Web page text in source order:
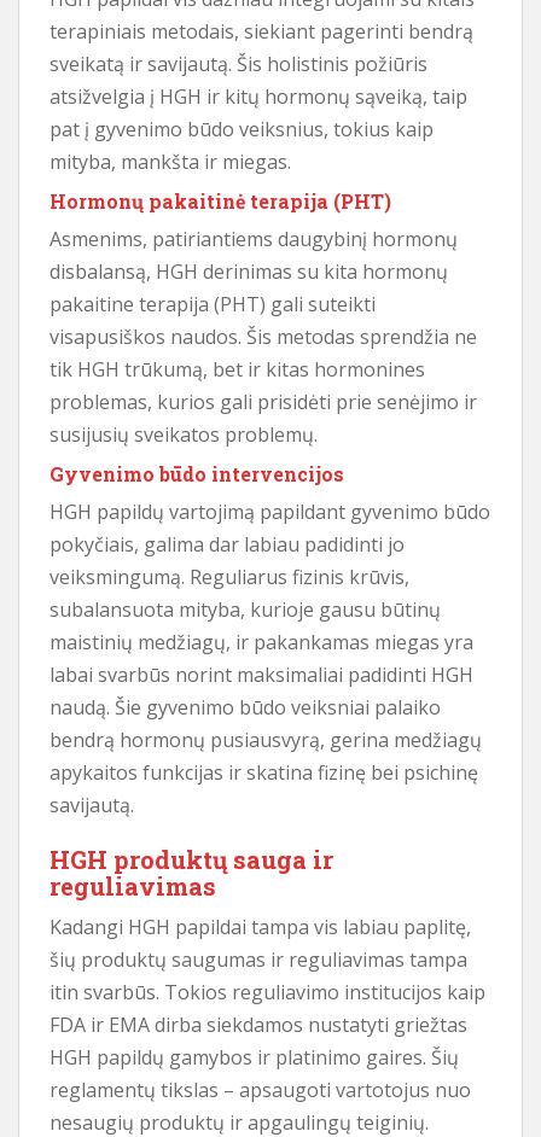
terapiniais metodais, siekiant pagerinti bendrą
sveikatą ir savijautą. Šis holistinis požiūris
atsižvelgia į HGH ir kitų hormonų sąveiką, taip
pat į gyvenimo būdo veiksnius, tokius kaip
mityba, mankšta ir miegas.
Hormonų pakaitinė terapija (PHT)
Asmenims, patiriantiems daugybinį hormonų
disbalansą, HGH derinimas su kita hormonų
pakaitine terapija (PHT) gali suteikti
visapusiškos naudos. Šis metodas sprendžia ne
tik HGH trūkumą, bet ir kitas hormonines
problemas, kurios gali prisidėti prie senėjimo ir
susijusių sveikatos problemų.
Gyvenimo būdo intervencijos
HGH papildų vartojimą papildant gyvenimo būdo
pokyčiais, galima dar labiau padidinti jo
veiksmingumą. Reguliarus fizinis krūvis,
subalansuota mityba, kurioje gausu būtinų
maistinių medžiagų, ir pakankamas miegas yra
labai svarbūs norint maksimaliai padidinti HGH
naudą. Šie gyvenimo būdo veiksniai palaiko
bendrą hormonų pusiausvyrą, gerina medžiagų
apykaitos funkcijas ir skatina fizinę bei psichinę
savijautą.
HGH produktų sauga ir
reguliavimas
Kadangi HGH papildai tampa vis labiau paplitę,
šių produktų saugumas ir reguliavimas tampa
itin svarbūs. Tokios reguliavimo institucijos kaip
FDA ir EMA dirba siekdamos nustatyti griežtas
HGH papildų gamybos ir platinimo gaires. Šių
reglamentų tikslas – apsaugoti vartotojus nuo
nesaugių produktų ir apgaulingų teiginių.